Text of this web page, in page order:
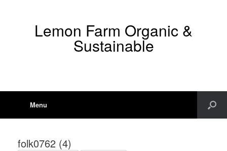
Lemon Farm Organic &
Sustainable
Menu
folk0762 (4)